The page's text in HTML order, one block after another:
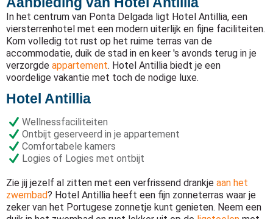
In het centrum van Ponta Delgada ligt Hotel Antillia, een
viersterrenhotel met een modern uiterlijk en fijne faciliteiten.
Kom volledig tot rust op het ruime terras van de
accommodatie, duik de stad in en keer 's avonds terug in je
verzorgde appartement. Hotel Antillia biedt je een
voordelige vakantie met toch de nodige luxe.
Hotel Antillia
Wellnessfaciliteiten
Ontbijt geserveerd in je appartement
Comfortabele kamers
Logies of Logies met ontbijt
Zie jij jezelf al zitten met een verfrissend drankje aan het
zwembad? Hotel Antillia heeft een fijn zonneterras waar je
zeker van het Portugese zonnetje kunt genieten. Neem een